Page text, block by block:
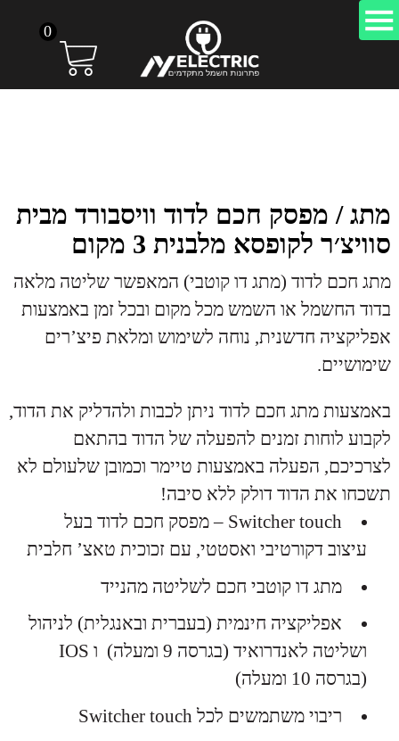
0
מתג / מפסק חכם לדוד וויסבורד מבית
סוויצ׳ר לקופסא מלבנית 3 מקום
מתג חכם לדוד (מתג דו קוטבי) המאפשר שליטה מלאה
בדוד החשמל או השמש מכל מקום ובכל זמן באמצעות
אפליקציה חדשנית, נוחה לשימוש ומלאת פיצ’רים
שימושיים.
באמצעות מתג חכם לדוד ניתן לכבות ולהדליק את הדוד,
לקבוע לוחות זמנים להפעלה של הדוד בהתאם
לצרכיכם, הפעלה באמצעות טיימר וכמובן שלעולם לא
תשכחו את הדוד דולק ללא סיבה!
Switcher touch – מפסק חכם לדוד בעל
עיצוב דקורטיבי ואסטטי, עם זכוכית טאצ’ חלבית
מתג דו קוטבי חכם לשליטה מהנייד
אפליקציה חינמית (בעברית ובאנגלית) לניהול
ושליטה לאנדרואיד (בגרסה 9 ומעלה) ו IOS
(בגרסה 10 ומעלה)
ריבוי משתמשים לכל Switcher touch